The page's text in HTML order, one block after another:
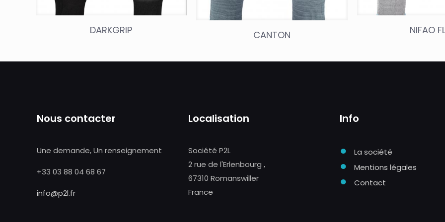
DARKGRIP CANTON NIFAO
Nous contacter
Une demande, Un renseignement
+33 03 88 04 68 67
info@p2l.fr
Localisation
Société P2L
2 rue de l'Erlenbourg ,
67310 Romanswiller
France
Info
● La société
● Mentions légales
● Contact